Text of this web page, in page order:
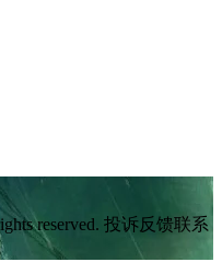
reserved. 投诉反馈联系